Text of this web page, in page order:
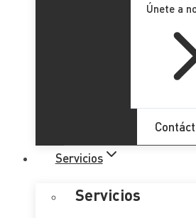
Únete a
Servicios
Servicios